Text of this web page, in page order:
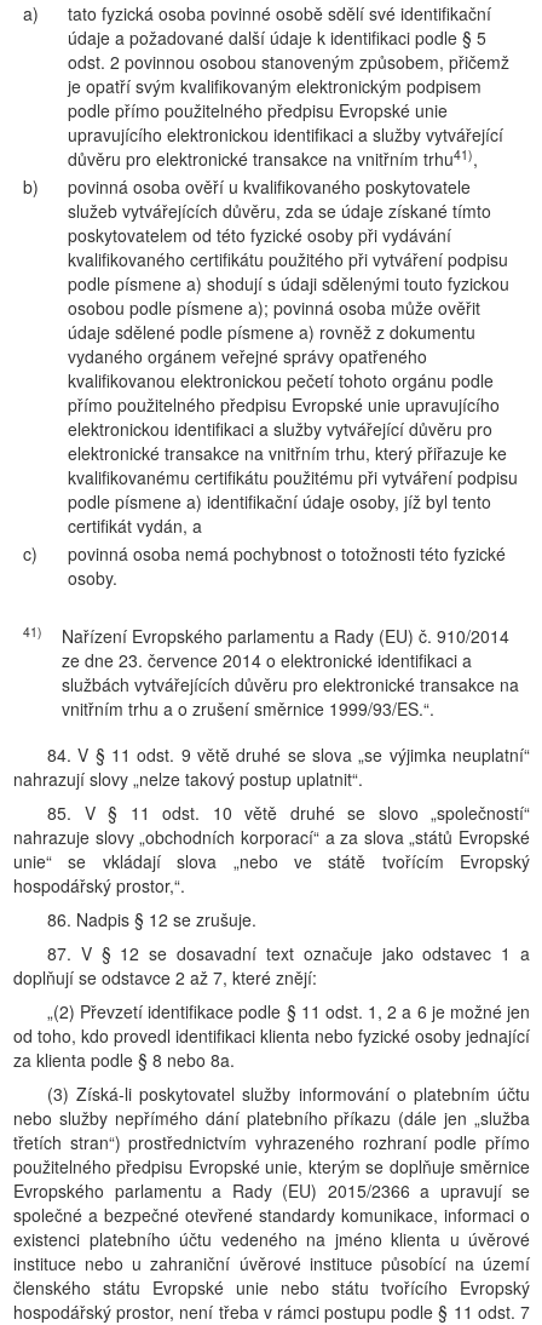
a)
tato fyzická osoba povinné osobě sdělí své identifikační
údaje a požadované další údaje k identifikaci podle § 5
odst. 2 povinnou osobou stanoveným způsobem, přičemž
je opatří svým kvalifikovaným elektronickým podpisem
podle přímo použitelného předpisu Evropské unie
upravujícího elektronickou identifikaci a služby vytvářející
důvěru pro elektronické transakce na vnitřním trhu41),
b)
povinná osoba ověří u kvalifikovaného poskytovatele
služeb vytvářejících důvěru, zda se údaje získané tímto
poskytovatelem od této fyzické osoby při vydávání
kvalifikovaného certifikátu použitého při vytváření podpisu
podle písmene a) shodují s údaji sdělenými touto fyzickou
osobou podle písmene a); povinná osoba může ověřit
údaje sdělené podle písmene a) rovněž z dokumentu
vydaného orgánem veřejné správy opatřeného
kvalifikovanou elektronickou pečetí tohoto orgánu podle
přímo použitelného předpisu Evropské unie upravujícího
elektronickou identifikaci a služby vytvářející důvěru pro
elektronické transakce na vnitřním trhu, který přiřazuje ke
kvalifikovanému certifikátu použitému při vytváření podpisu
podle písmene a) identifikační údaje osoby, jíž byl tento
certifikát vydán, a
c)
povinná osoba nemá pochybnost o totožnosti této fyzické
osoby.
41)
Nařízení Evropského parlamentu a Rady (EU) č. 910/2014
ze dne 23. července 2014 o elektronické identifikaci a
službách vytvářejících důvěru pro elektronické transakce na
vnitřním trhu a o zrušení směrnice 1999/93/ES.“.
84. V § 11 odst. 9 větě druhé se slova „se výjimka neuplatní“
nahrazují slovy „nelze takový postup uplatnit“.
85. V § 11 odst. 10 větě druhé se slovo „společností“
nahrazuje slovy „obchodních korporací“ a za slova „států Evropské
unie“ se vkládají slova „nebo ve státě tvořícím Evropský
hospodářský prostor,“.
86. Nadpis § 12 se zrušuje.
87. V § 12 se dosavadní text označuje jako odstavec 1 a
doplňují se odstavce 2 až 7, které znějí:
„(2) Převzetí identifikace podle § 11 odst. 1, 2 a 6 je možné jen
od toho, kdo provedl identifikaci klienta nebo fyzické osoby jednající
za klienta podle § 8 nebo 8a.
(3) Získá-li poskytovatel služby informování o platebním účtu
nebo služby nepřímého dání platebního příkazu (dále jen „služba
třetích stran“) prostřednictvím vyhrazeného rozhraní podle přímo
použitelného předpisu Evropské unie, kterým se doplňuje směrnice
Evropského parlamentu a Rady (EU) 2015/2366 a upravují se
společné a bezpečné otevřené standardy komunikace, informaci o
existenci platebního účtu vedeného na jméno klienta u úvěrové
instituce nebo u zahraniční úvěrové instituce působící na území
členského státu Evropské unie nebo státu tvořícího Evropský
hospodářský prostor, není třeba v rámci postupu podle § 11 odst. 7